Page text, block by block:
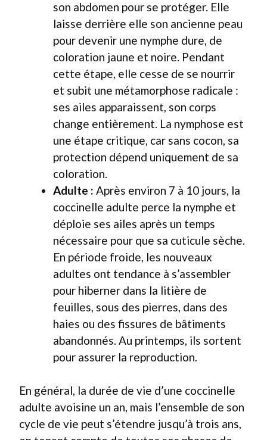
son abdomen pour se protéger. Elle
laisse derrière elle son ancienne peau
pour devenir une nymphe dure, de
coloration jaune et noire. Pendant
cette étape, elle cesse de se nourrir
et subit une métamorphose radicale :
ses ailes apparaissent, son corps
change entièrement. La nymphose est
une étape critique, car sans cocon, sa
protection dépend uniquement de sa
coloration.
Adulte : Après environ 7 à 10 jours, la
coccinelle adulte perce la nymphe et
déploie ses ailes après un temps
nécessaire pour que sa cuticule sèche.
En période froide, les nouveaux
adultes ont tendance à s’assembler
pour hiberner dans la litière de
feuilles, sous des pierres, dans des
haies ou des fissures de bâtiments
abandonnés. Au printemps, ils sortent
pour assurer la reproduction.
En général, la durée de vie d’une coccinelle
adulte avoisine un an, mais l’ensemble de son
cycle de vie peut s’étendre jusqu’à trois ans,